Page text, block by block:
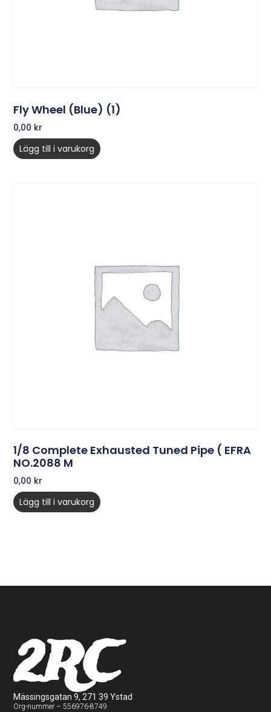
Fly Wheel (Blue) (1)
0,00 kr
Lägg till i varukorg
1/8 Complete Exhausted Tuned Pipe ( EFRA
NO.2088 M
0,00 kr
Lägg till i varukorg
2RC
Mässingsgatan 9, 271 39 Ystad
Org-nummer – 556976-8749